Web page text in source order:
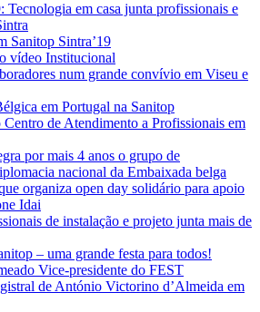
Tecnologia em casa junta profissionais e
Sanitop Sintra’19
vídeo Institucional
num grande convívio em Viseu e
em Portugal na Sanitop
Centro de Atendimento a Profissionais em
por mais 4 anos o grupo de
nacional da Embaixada belga
organiza open day solidário para apoio
Idai
de instalação e projeto junta mais de
– uma grande festa para todos!
Vice-presidente do FEST
de António Victorino d’Almeida em